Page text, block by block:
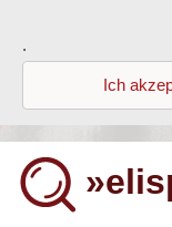
Antikörper
ELISA-Kits
Diaclone
Home
.
Ich